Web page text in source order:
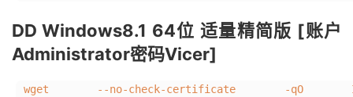
DD Windows8.1 64位 适量精简版 [账户
Administrator密码Vicer]
wget --no-check-certificate -qO